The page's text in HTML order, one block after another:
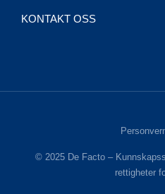
KONTAKT OSS
© 2025 De Facto –
rettigheter